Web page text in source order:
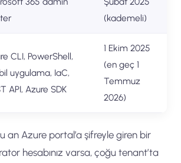
(kademeli)
CLI, PowerShell,
uygulama, IaC,
API, Azure SDK
1 Ekim 2025
(en geç 1
Temmuz
2026)
an Azure portal’a şifreyle giren bir
hesabınız varsa, çoğu tenant’ta